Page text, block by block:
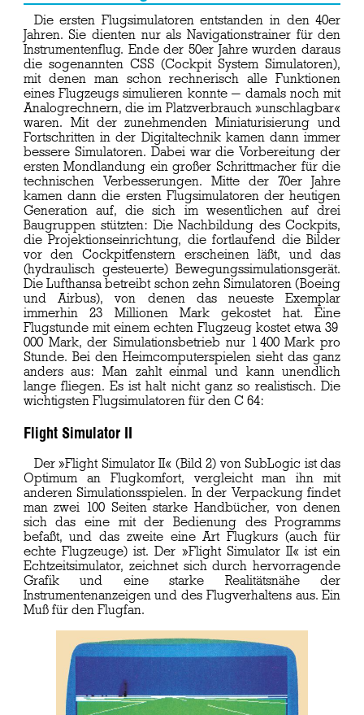
Die ersten Flugsimulatoren entstanden in den 40er
Jahren. Sie dienten nur als Navigationstrainer für den
Instrumentenflug. Ende der 50er Jahre wurden daraus
die sogenannten CSS (Cockpit System Simulatoren),
mit denen man schon rechnerisch alle Funktionen
eines Flugzeugs simulieren konnte — damals noch mit
Analogrechnern, die im Platzverbrauch »unschlagbar«
waren. Mit der zunehmenden Miniaturisierung und
Fortschritten in der Digitaltechnik kamen dann immer
bessere Simulatoren. Dabei war die Vorbereitung der
ersten Mondlandung ein großer Schrittmacher für die
technischen Verbesserungen. Mitte der 70er Jahre
kamen dann die ersten Flugsimulatoren der heutigen
Generation auf, die sich im wesentlichen auf drei
Baugruppen stützten: Die Nachbildung des Cockpits,
die Projektionseinrichtung, die fortlaufend die Bilder
vor den Cockpitfenstern erscheinen läßt, und das
(hydraulisch gesteuerte) Bewegungssimulationsgerät.
Die Lufthansa betreibt schon zehn Simulatoren (Boeing
und Airbus), von denen das neueste Exemplar
immerhin 23 Millionen Mark gekostet hat. Eine
Flugstunde mit einem echten Flugzeug kostet etwa 39
000 Mark, der Simulationsbetrieb nur 1 400 Mark pro
Stunde. Bei den Heimcomputerspielen sieht das ganz
anders aus: Man zahlt einmal und kann unendlich
lange fliegen. Es ist halt nicht ganz so realistisch. Die
wichtigsten Flugsimulatoren für den C 64:
Flight Simulator II
Der »Flight Simulator II« (Bild 2) von SubLogic ist das
Optimum an Flugkomfort, vergleicht man ihn mit
anderen Simulationsspielen. In der Verpackung findet
man zwei 100 Seiten starke Handbücher, von denen
sich das eine mit der Bedienung des Programms
befaßt, und das zweite eine Art Flugkurs (auch für
echte Flugzeuge) ist. Der »Flight Simulator II« ist ein
Echtzeitsimulator, zeichnet sich durch hervorragende
Grafik und eine starke Realitätsnähe der
Instrumentenanzeigen und des Flugverhaltens aus. Ein
Muß für den Flugfan.